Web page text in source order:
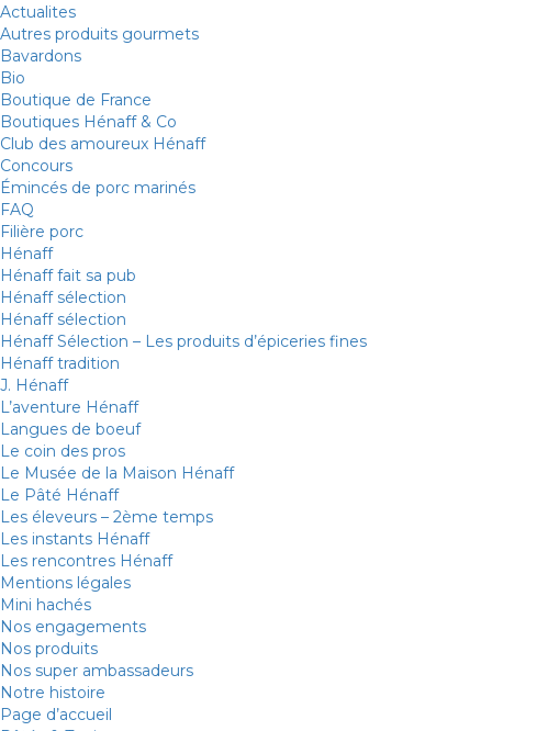
Actualites
Autres produits gourmets
Bavardons
Bio
Boutique de France
Boutiques Hénaff & Co
Club des amoureux Hénaff
Concours
Émincés de porc marinés
FAQ
Filière porc
Hénaff
Hénaff fait sa pub
Hénaff sélection
Hénaff sélection
Hénaff Sélection – Les produits d’épiceries fines
Hénaff tradition
J. Hénaff
L’aventure Hénaff
Langues de boeuf
Le coin des pros
Le Musée de la Maison Hénaff
Le Pâté Hénaff
Les éleveurs – 2ème temps
Les instants Hénaff
Les rencontres Hénaff
Mentions légales
Mini hachés
Nos engagements
Nos produits
Nos super ambassadeurs
Notre histoire
Page d’accueil